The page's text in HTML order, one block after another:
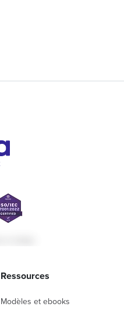
Ressources
Modèles et ebooks